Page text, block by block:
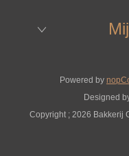
Powered by
Designed
Copyright ; 2026 Bakkerij